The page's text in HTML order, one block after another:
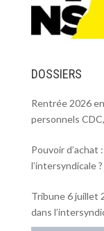
DOSSIERS
Rentrée 2026
personnels
Pouvoir d’achat
l’intersyndicale ?
Tribune 6 juillet